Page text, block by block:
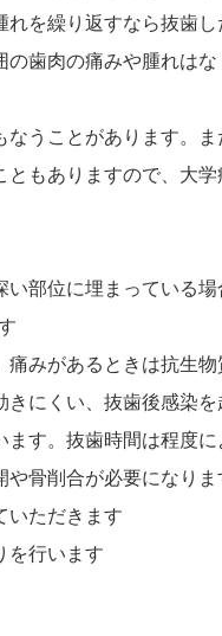
を繰り返すなら抜歯し
歯肉の痛みや腫れは
うことがあります。
もありますので、大
部位に埋まっている
みがあるときは抗生
にくい、抜歯後感染
す。抜歯時間は程度
や骨削合が必要になりま
いただきます
を行います